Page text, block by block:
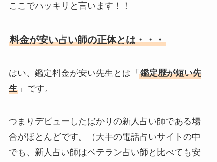
ここでハッキリと言います！！
料金が安い占い師の正体とは・・・
はい、鑑定料金が安い先生とは「 鑑定歴が短い先
生」です。
つまりデビューしたばかりの新人占い師である場
合がほとんどです。（大手の電話占いサイトの中
でも、新人占い師はベテラン占い師と比べても安